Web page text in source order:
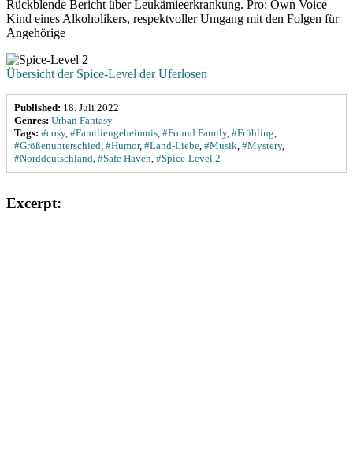
Rückblende Bericht über Leukämieerkrankung. Pro: Own Voice
Kind eines Alkoholikers, respektvoller Umgang mit den Folgen für
Angehörige
Übersicht der Spice-Level der Uferlosen
Published: 18. Juli 2022
Genres: Urban Fantasy
Tags: #cosy, #Familiengeheimnis, #Found Family, #Frühling,
#Größenunterschied, #Humor, #Land-Liebe, #Musik, #Mystery,
#Norddeutschland, #Safe Haven, #Spice-Level 2
Excerpt: